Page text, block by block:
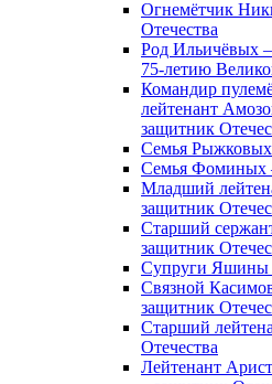
Огнемётчик
Отечества
Род Ильичёвых
75-летию
Командир
лейтенант
защитник
Семья
Семья Фоминых
Младший
защитник
Старший
защитник
Супруги Яшины
Связной
защитник
Старший
Отечества
Лейтенант